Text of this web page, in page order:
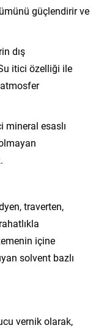
güçlendirir ve
dış
itici özelliği ile
mineral esaslı
traverten,
içine
solvent bazlı
vernik olarak,